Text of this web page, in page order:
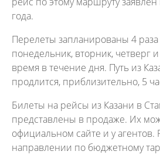
года.
Перелеты запланированы 4
понедельник, вторник, четверг
время в течение дня. Путь из
продлится, приблизительно, 5
Билеты на рейсы из Казани в
представлены в продаже. Их
официальном сайте и у агентов.
направлении по бюджетному